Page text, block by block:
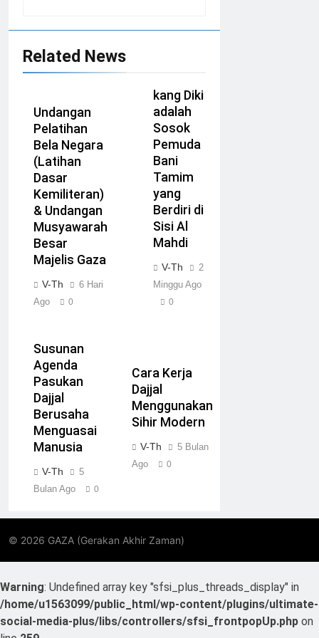
Related News
Undangan
Pelatihan
Bela Negara
(Latihan
Dasar
Kemiliteran)
& Undangan
Musyawarah
Besar
Majelis Gaza
V-Th
6 Hari
Ago
0
kang Diki
adalah
Sosok
Pemuda
Bani
Tamim
yang
Berdiri di
Sisi Al
Mahdi
V-Th
2
Minggu Ago
0
Susunan
Agenda
Pasukan
Dajjal
Berusaha
Menguasai
Manusia
V-Th
5
Bulan Ago
0
Cara Kerja
Dajjal
Menggunakan
Sihir Modern
V-Th
5 Bulan
Ago
0
Warning: Undefined array key "sfsi_plus_threads_display" in
/home/u1563099/public_html/wp-content/plugins/ultimate-
social-media-plus/libs/controllers/sfsi_frontpopUp.php on